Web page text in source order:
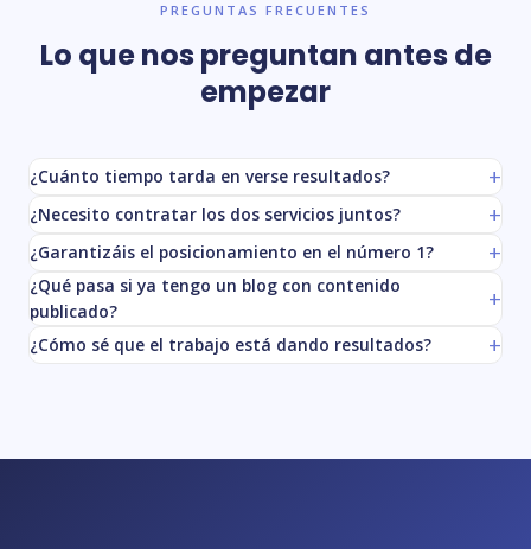
PREGUNTAS FRECUENTES
Lo que nos preguntan antes de
empezar
¿Cuánto tiempo tarda en verse resultados?
¿Necesito contratar los dos servicios juntos?
¿Garantizáis el posicionamiento en el número 1?
¿Qué pasa si ya tengo un blog con contenido
publicado?
¿Cómo sé que el trabajo está dando resultados?